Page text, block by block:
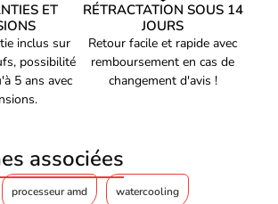
192 Go
pris
3600,5600 MHz
ET
inclus sur
possibilité
5 ans avec
RÉTRACTATION SOUS 14
JOURS
Retour facile et rapide avec
remboursement en cas de
changement d'avis !
associées
processeur amd watercooling